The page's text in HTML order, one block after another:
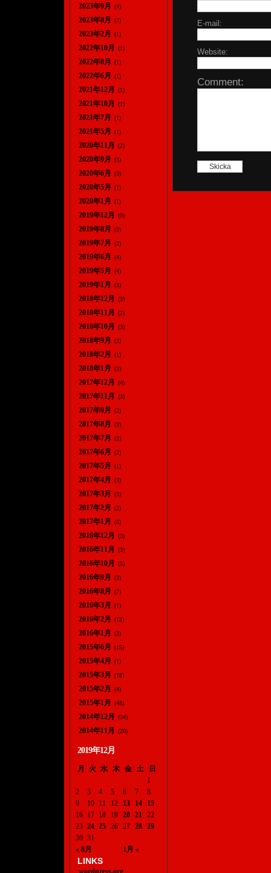
E-mail:
Website:
Comment:
2023年9月 (4)
2023年8月 (7)
2023年2月 (1)
2022年10月 (1)
2022年8月 (1)
2022年6月 (1)
2021年12月 (1)
2021年10月 (1)
2021年7月 (1)
2021年5月 (1)
2020年11月 (2)
2020年9月 (3)
2020年6月 (3)
2020年5月 (1)
2020年1月 (1)
2019年12月 (9)
2019年8月 (2)
2019年7月 (2)
2019年6月 (4)
2019年5月 (4)
2019年1月 (3)
2018年12月 (3)
2018年11月 (2)
2018年10月 (3)
2018年9月 (2)
2018年2月 (1)
2018年1月 (3)
2017年12月 (4)
2017年11月 (3)
2017年9月 (2)
2017年8月 (3)
2017年7月 (2)
2017年6月 (2)
2017年5月 (1)
2017年4月 (3)
2017年3月 (3)
2017年2月 (2)
2017年1月 (5)
2016年12月 (3)
2016年11月 (3)
2016年10月 (5)
2016年9月 (3)
2016年8月 (7)
2016年3月 (1)
2016年2月 (12)
2016年1月 (3)
2015年6月 (15)
2015年4月 (1)
2015年3月 (18)
2015年2月 (4)
2015年1月 (48)
2014年12月 (34)
2014年11月 (20)
2019年12月
月 火 水 木 金 土 日
« 8月 1月 »
1
2
3 4 5 6 7
8
9
10 11 12 13 14
15
16
17 18 19 20 21
22
23 24 25 26 27 28
29
30 31
LINKS
wordpress.org